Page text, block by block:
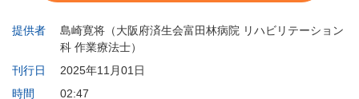
提供者
島崎寛将（大阪府済生会富田林病院 リハビリテーション
科 作業療法士）
刊行日
2025年11月01日
時間
02:47